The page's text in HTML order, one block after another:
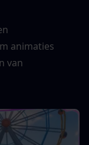
animaties
van